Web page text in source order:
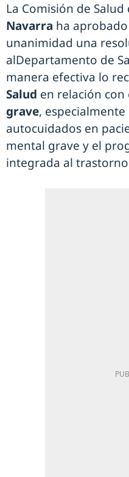
La Comisión de Salud
Navarra ha
unanimidad una
alDepartamento de
manera efectiva lo
Salud en relación con
grave,
autocuidados en
mental grave y el
integrada al